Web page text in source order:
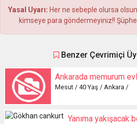
Yasal Uyarı: Her ne sebeple olursa
kimseye para göndermeyiniz!!
Benzer Çevrimiçi
Ankarada memurum
Mesut / 40 Yaş / Ankara /